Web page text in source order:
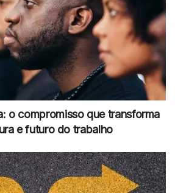
o compromisso que transforma
e futuro do trabalho